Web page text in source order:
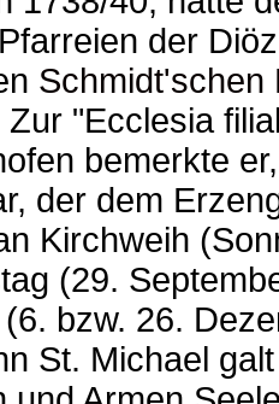
der
Schmidt'schen
"Ecclesia
bemerkte
der dem
Kirchweih
(29.
bzw. 26.
St. Michael